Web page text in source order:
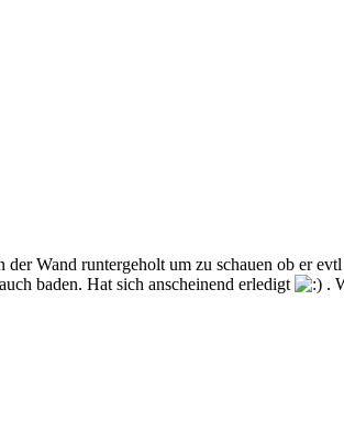
Wand runtergeholt um zu schauen ob er
baden. Hat sich anscheinend erledigt
.